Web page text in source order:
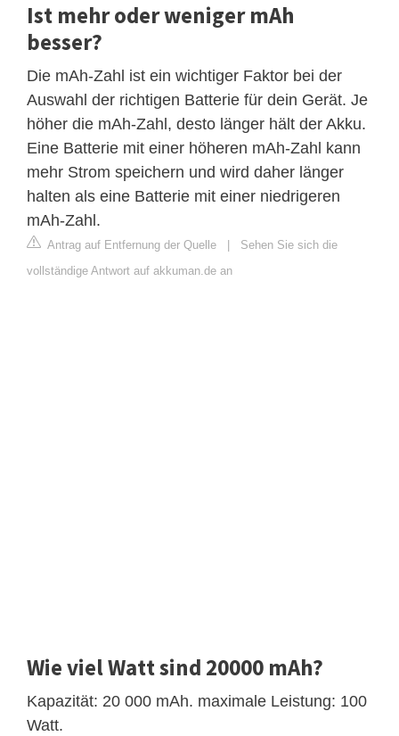
Ist mehr oder weniger mAh
besser?
Die mAh-Zahl ist ein wichtiger Faktor bei der
Auswahl der richtigen Batterie für dein Gerät. Je
höher die mAh-Zahl, desto länger hält der Akku.
Eine Batterie mit einer höheren mAh-Zahl kann
mehr Strom speichern und wird daher länger
halten als eine Batterie mit einer niedrigeren
mAh-Zahl.
Antrag auf Entfernung der Quelle
Sehen Sie sich die
vollständige Antwort auf akkuman.de an
Wie viel Watt sind 20000 mAh?
Kapazität: 20 000 mAh. maximale Leistung: 100
Watt.